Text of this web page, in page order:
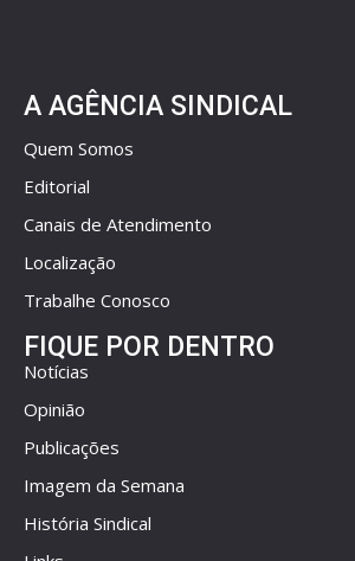
A AGÊNCIA SINDICAL
Quem Somos
Editorial
Canais de Atendimento
Localização
Trabalhe Conosco
FIQUE POR DENTRO
Notícias
Opinião
Publicações
Imagem da Semana
História Sindical